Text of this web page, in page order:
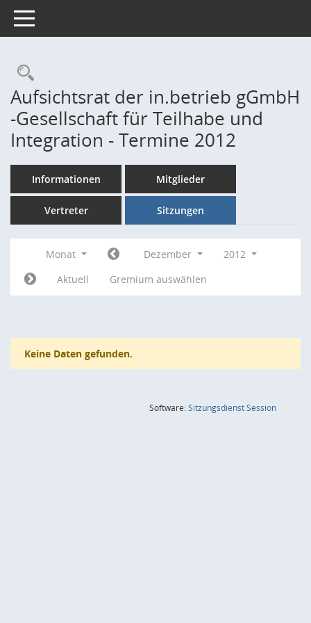
Toggle navigation
Rechercheauswahl
Aufsichtsrat der in.betrieb gGmbH
-Gesellschaft für Teilhabe und
Integration - Termine 2012
Informationen Mitglieder
Vertreter Sitzungen
Monat Dezember
2012
Aktuell
Gremium auswählen
Keine Daten gefunden.
Software:SitzungsdienstSession(Wird in